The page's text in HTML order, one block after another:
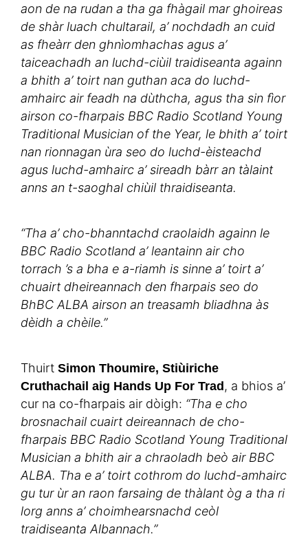
aon de na rudan a tha ga fhàgail mar ghoireas
de shàr luach chultarail, a’ nochdadh an cuid
as fheàrr den ghnìomhachas agus a’
taiceachadh an luchd-ciùil traidiseanta againn
a bhith a’ toirt nan guthan aca do luchd-
amhairc air feadh na dùthcha, agus tha sin fìor
airson co-fharpais BBC Radio Scotland Young
Traditional Musician of the Year, le bhith a’ toirt
nan rionnagan ùra seo do luchd-èisteachd
agus luchd-amhairc a’ sireadh bàrr an tàlaint
anns an t-saoghal chiùil thraidiseanta.
“Tha a’ cho-bhanntachd craolaidh againn le
BBC Radio Scotland a’ leantainn air cho
torrach ’s a bha e a-riamh is sinne a’ toirt a’
chuairt dheireannach den fharpais seo do
BhBC ALBA airson an treasamh bliadhna às
dèidh a chèile.”
Thuirt Simon Thoumire, Stiùiriche
Cruthachail aig Hands Up For Trad , a bhios a’
cur na co-fharpais air dòigh: “Tha e cho
brosnachail cuairt deireannach de cho-
fharpais BBC Radio Scotland Young Traditional
Musician a bhith air a chraoladh beò air BBC
ALBA. Tha e a’ toirt cothrom do luchd-amhairc
gu tur ùr an raon farsaing de thàlant òg a tha ri
lorg anns a’ choimhearsnachd ceòl
traidiseanta Albannach.”